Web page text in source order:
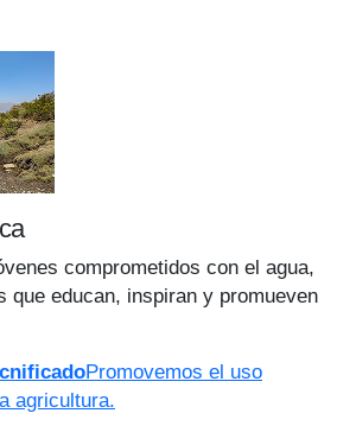
comprometidos con el agua,
que educan, inspiran y promueven
Promovemos el uso
agricultura.